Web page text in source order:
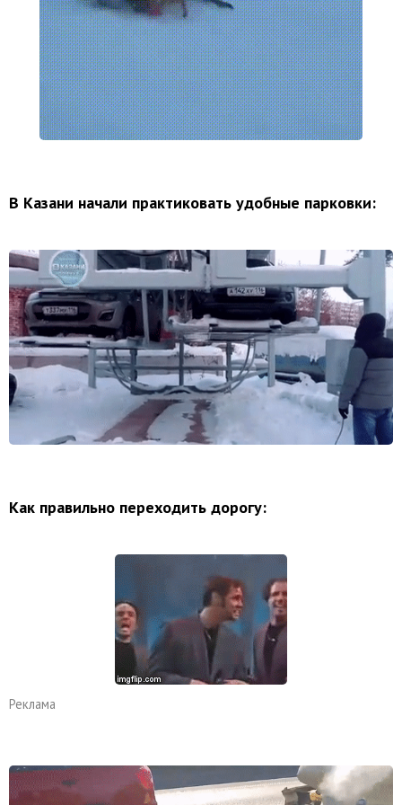
В Казани начали практиковать удобные парковки:
Как правильно переходить дорогу:
Реклама